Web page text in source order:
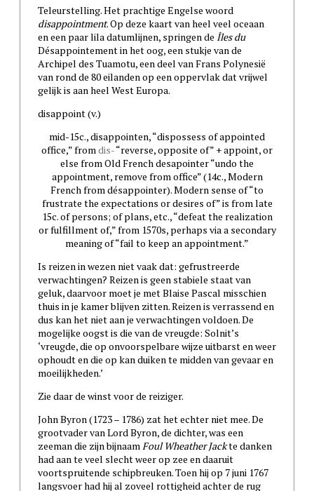
Teleurstelling. Het prachtige Engelse woord
disappointment. Op deze kaart van heel veel oceaan
en een paar lila datumlijnen, springen de Îles du
Désappointement in het oog, een stukje van de
Archipel des Tuamotu, een deel van Frans Polynesië
van rond de 80 eilanden op een oppervlak dat vrijwel
gelijk is aan heel West Europa.
disappoint (v.)
mid-15c., disappointen, “dispossess of appointed
office,” fromdis-“reverse, opposite of” + appoint, or
else from Old French desapointer “undo the
appointment, remove from office” (14c., Modern
French from désappointer). Modern sense of “to
frustrate the expectations or desires of” is from late
15c. of persons; of plans, etc., “defeat the realization
or fulfillment of,” from 1570s, perhaps via a secondary
meaning of “fail to keep an appointment.”
Is reizen in wezen niet vaak dat: gefrustreerde
verwachtingen? Reizen is geen stabiele staat van
geluk, daarvoor moet je met Blaise Pascal misschien
thuis in je kamer blijven zitten. Reizen is verrassend en
dus kan het niet aan je verwachtingen voldoen. De
mogelijke oogst is die van de vreugde: Solnit’s
‘vreugde, die op onvoorspelbare wijze uitbarst en weer
ophoudt en die op kan duiken te midden van gevaar en
moeilijkheden.’
Zie daar de winst voor de reiziger.
John Byron (1723 – 1786) zat het echter niet mee. De
grootvader van Lord Byron, de dichter, was een
zeeman die zijn bijnaamFoul Wheather Jackte danken
had aan te veel slecht weer op zee en daaruit
voortspruitende schipbreuken. Toen hij op 7 juni 1767
langsvoer had hij al zoveel rottigheid achter de rug